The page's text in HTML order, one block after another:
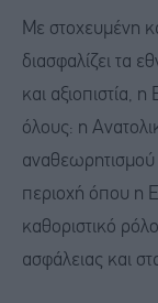
Με στοχευμένη
διασφαλίζει τα
και αξιοπιστία,
όλους: η
περιοχή όπου η
καθοριστικό
ασφάλειας και